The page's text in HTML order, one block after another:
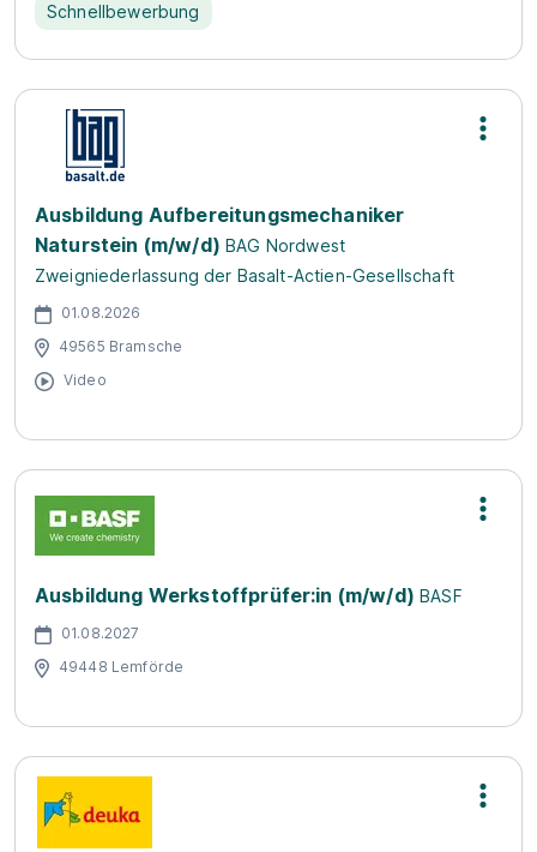
Schnellbewerbung
Ausbildung Aufbereitungsmechaniker
Naturstein (m/w/d) BAG Nordwest
Zweigniederlassung der Basalt-Actien-Gesellschaft
01.08.2026
49565 Bramsche
Video
Ausbildung Werkstoffprüfer:in (m/w/d) BASF
01.08.2027
49448 Lemförde